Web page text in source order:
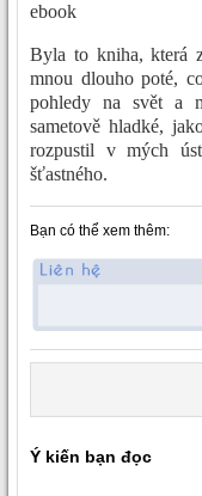
ebook
Byla to kniha, která
mnou dlouho poté,
pohledy na svět a
sametově hladké,
rozpustil v mých
šťastného.
Bạn có thể xem thêm:
Ý kiến bạn đọc